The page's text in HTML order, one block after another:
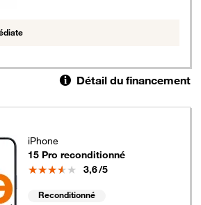
Détail du financement
non sélectionnables
iPhone
15 Pro reconditionné
Note
3,6/5
Reconditionné